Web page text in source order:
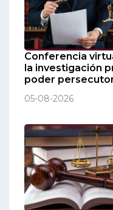
Conferencia
la investigación
poder
05-08-2026